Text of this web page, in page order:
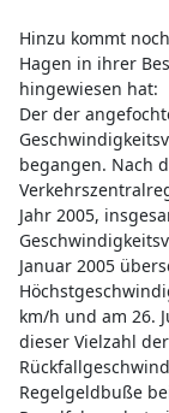
Hinzu kommt
Hagen in ihrer
hingewiesen hat:
Der der
begangen. Nach
Jahr 2005,
Januar 2005
km/h und am 26.
dieser Vielzahl
Regelgeldbuße